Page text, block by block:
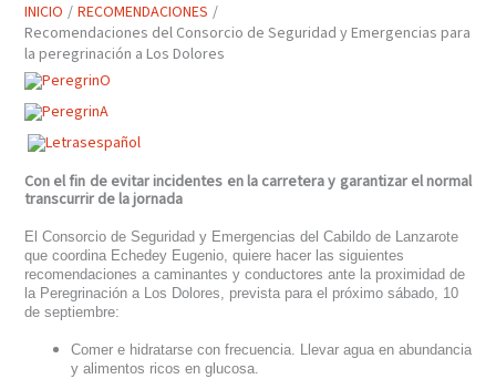
INICIO
RECOMENDACIONES
Recomendaciones del Consorcio de Seguridad y Emergencias para
la peregrinación a Los Dolores
Con el fin de evitar incidentes en la carretera y garantizar el normal
transcurrir de la jornada
El Consorcio de Seguridad y Emergencias del Cabildo de Lanzarote
que coordina Echedey Eugenio, quiere hacer las siguientes
recomendaciones a caminantes y conductores ante la proximidad de
la Peregrinación a Los Dolores, prevista para el próximo sábado, 10
de septiembre:
Comer e hidratarsecon frecuencia. Llevar agua en abundancia
y alimentos ricos en glucosa.